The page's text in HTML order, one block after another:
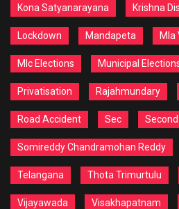
Kona Satyanarayana Krishna
Lockdown Mandapeta Mla
Mlc Elections Municipal
Privatisation Rajahmundary
Road Accident Sec
Somireddy Chandramohan Reddy
Telangana Thota Trimurtulu
Vijayawada Visakhapatnam